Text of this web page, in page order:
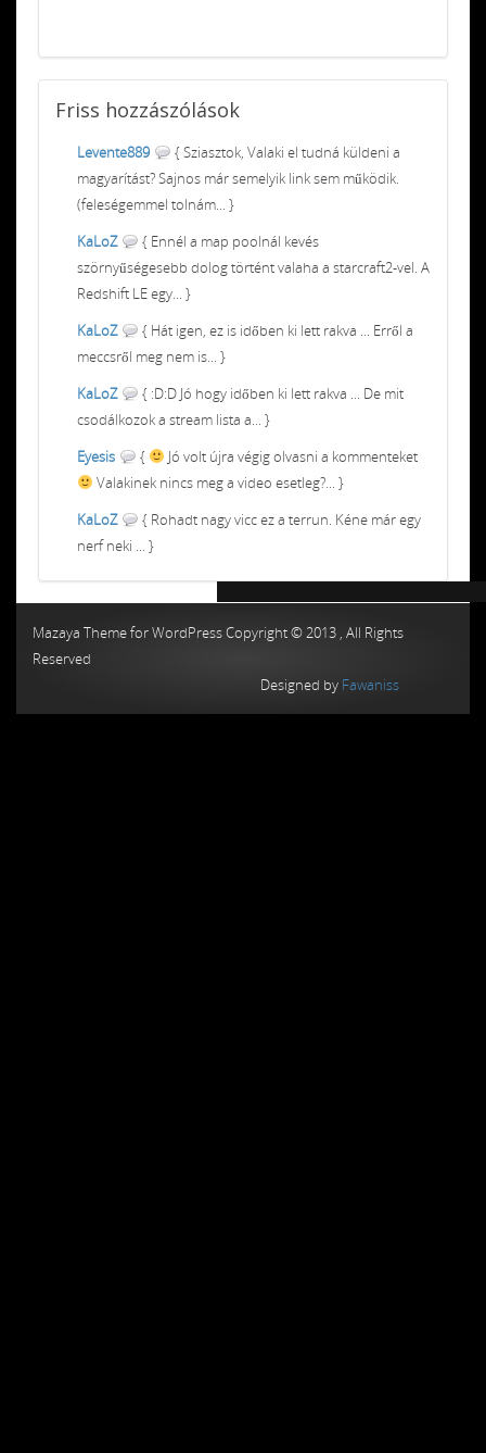
Friss hozzászólások
Levente889
{ Sziasztok, Valaki el tudná küldeni a
magyarítást? Sajnos már semelyik link sem működik.
(feleségemmel tolnám... }
KaLoZ
{ Ennél a map poolnál kevés
szörnyűségesebb dolog történt valaha a starcraft2-vel. A
Redshift LE egy... }
KaLoZ
{ Hát igen, ez is időben ki lett rakva ... Erről a
meccsről meg nem is... }
KaLoZ
{ :D:D Jó hogy időben ki lett rakva ... De mit
csodálkozok a stream lista a... }
Eyesis
{
Jó volt újra végig olvasni a kommenteket
Valakinek nincs meg a video esetleg?... }
KaLoZ
{ Rohadt nagy vicc ez a terrun. Kéne már egy
nerf neki ... }
Mazaya Theme for WordPress Copyright © 2013 , All Rights
Reserved
Designed by Fawaniss